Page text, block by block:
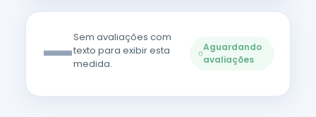
—Sem avaliações com
texto para exibir esta
medida.
Aguardando
avaliações